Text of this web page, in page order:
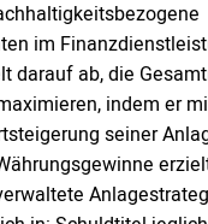
im
darauf ab, die
indem er
seiner